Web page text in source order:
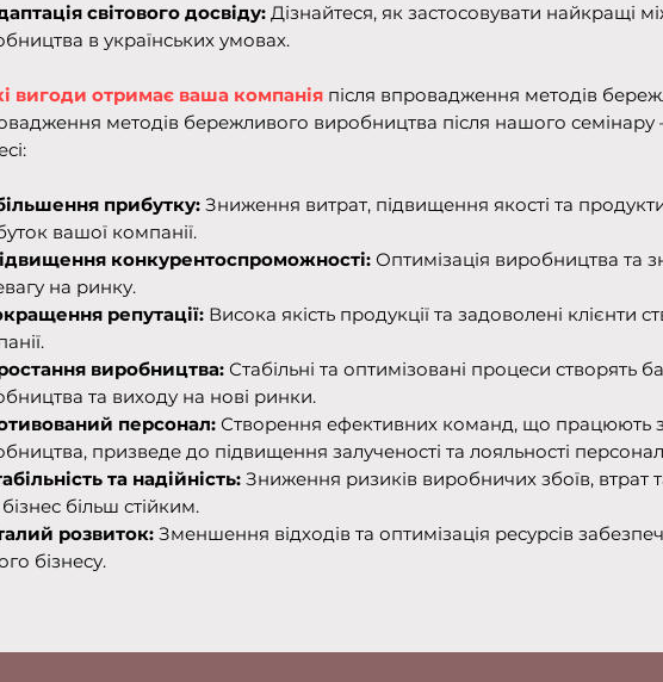
світового досвіду: Дізнайтеся, як застосовувати найкращі
в українських умовах.
вигоди отримає ваша компанія після впровадження методів
методів бережливого виробництва після нашого семінару
прибутку: Зниження витрат, підвищення якості та
вашої компанії.
конкурентоспроможності: Оптимізація виробництва та
на ринку.
репутації: Висока якість продукції та задоволені
виробництва: Стабільні та оптимізовані процеси створять
та виходу на нові ринки.
персонал: Створення ефективних команд, що працюють
призведе до підвищення залученості та лояльності
та надійність: Зниження ризиків виробничих збоїв, втрат
більш стійким.
розвиток: Зменшення відходів та оптимізація ресурсів
бізнесу.